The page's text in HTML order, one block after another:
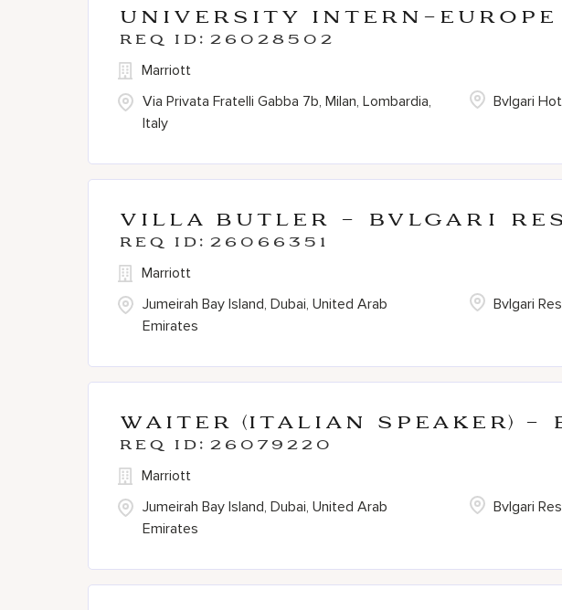
University Intern-Europe
26028502
Via Privata Fratelli Gabba 7b, Milan, Lombardia,
Italy
Marriott
Bvlgari
Villa Butler - BVLGARI
26066351
Jumeirah Bay Island, Dubai, United Arab
Emirates
Marriott
Bvlgari
Waiter (Italian Speaker) -
26079220
Jumeirah Bay Island, Dubai, United Arab
Emirates
Marriott
Bvlgari